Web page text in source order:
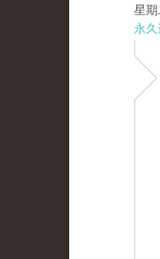
星期
永久